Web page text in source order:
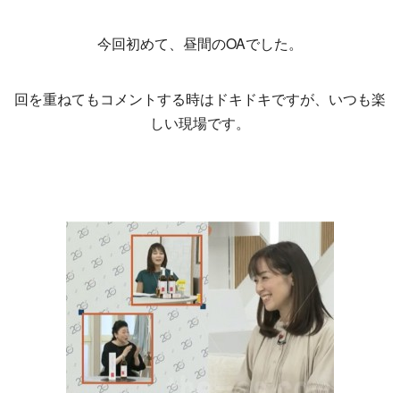
今回初めて、昼間のOAでした。
回を重ねてもコメントする時はドキドキですが、いつも楽
しい現場です。